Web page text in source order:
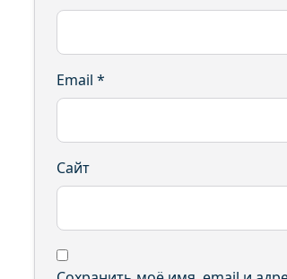
Email *
Сайт